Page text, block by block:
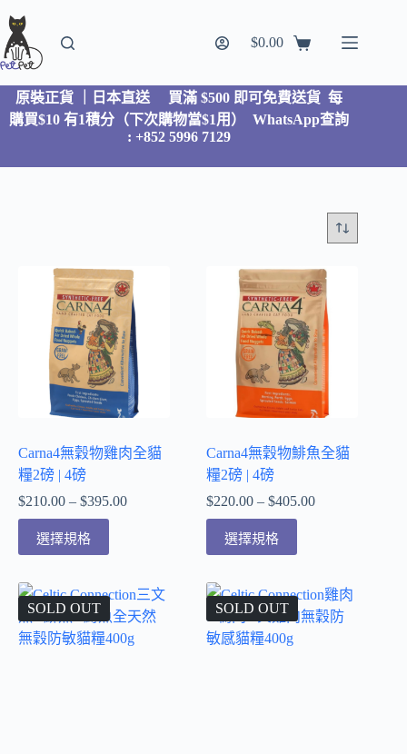
$0.00
原裝正貨 ｜日本直送
買滿 $500 即可免費送貨 每
購買$10 有1積分（下次購物當$1用）WhatsApp查詢
: +852 5996 7129
Carna4無穀物雞肉全貓
糧2磅 | 4磅
$210.00 – $395.00
選擇規格
Carna4無穀物鯡魚全貓
糧2磅 | 4磅
$220.00 –$405.00
選擇規格
SOLD OUT SOLD OUT